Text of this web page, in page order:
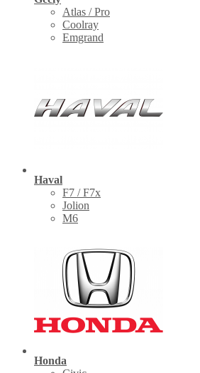
Atlas / Pro
Coolray
Emgrand
Haval
F7 / F7x
Jolion
M6
Honda